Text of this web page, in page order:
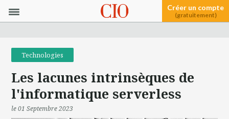
Créer un compte
(gratuitement)
Technologies
Les lacunes intrinsèques de
l'informatique serverless
le 01 Septembre 2023